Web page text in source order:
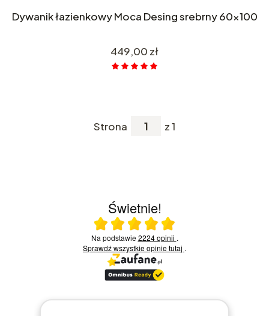
Dywanik łazienkowy Moca Desing srebrny 60x100
Cena
449,00 zł
Strona z 1
Świetnie!
Ocena średnia 5 na 5
Na podstawie2224 opinii .
Sprawdź wszystkie opinietutaj .